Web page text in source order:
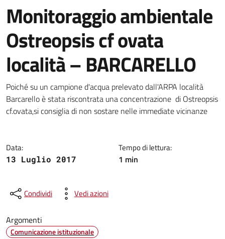
Monitoraggio ambientale
Ostreopsis cf ovata
località – BARCARELLO
Dettagli della notizia
Poiché su un campione d'acqua prelevato dall'ARPA località
Barcarello è stata riscontrata una concentrazione di Ostreopsis
cf.ovata,si consiglia di non sostare nelle immediate vicinanze
Data:
13 Luglio 2017
Tempo di lettura:
1 min
Condividi Vedi azioni
Argomenti
Comunicazione istituzionale